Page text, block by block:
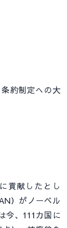
約制定への大
貢献したとし
）がノーベル
今、111カ国に